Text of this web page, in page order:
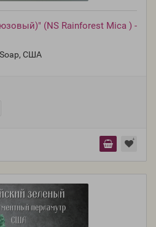
(NS Rainforest Mica ) -
США